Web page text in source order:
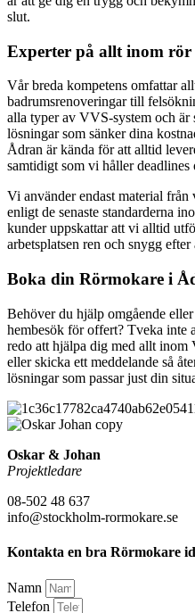
slut.
Experter på allt inom
Vår breda kompetens omfattar
badrumsrenoveringar till
alla typer av VVS-system och är
lösningar som sänker dina
Ådran är kända för att alltid
samtidigt som vi håller deadlines
Vi använder endast material
enligt de senaste standarderna
kunder uppskattar att vi alltid
arbetsplatsen ren och snygg efter
Boka din Rörmokare i
Behöver du hjälp omgående
hembesök för offert? Tveka inte
redo att hjälpa dig med allt
eller skicka ett meddelande så
lösningar som passar just din
Oskar & Johan
Projektledare
08-502 48 637
info@stockholm-rormokare.se
Kontakta en bra Rörmokare
Namn
Telefon